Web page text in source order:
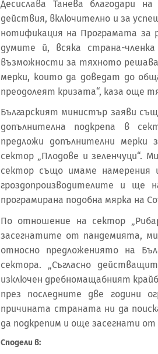
Десислава Танева благодари
действия, включително и за
нотификация на Програмата за
думите й, всяка страна-
възможности за тяхното
мерки, които да доведат до
преодолеят кризата“, каза още
Българският министър заяви
допълнителна подкрепа в
предложи допълнителни мерки
сектор „Плодове и зеленчуци“.
сектор също имаме намерения
гроздопроизводителите и ще
програмирана подобна мярка на
По отношение на сектор
засегнатите от пандемията,
относно предложениято на
сектора. „Съгласно
изключен дребномащабният
през последните две години
причината страната ни да
да подкрепим и още засегнати от
Сподели в: